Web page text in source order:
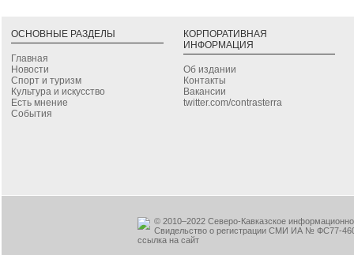
ОСНОВНЫЕ РАЗДЕЛЫ
Главная
Новости
Спорт и туризм
Культура и искусство
Есть мнение
События
КОРПОРАТИВНАЯ
ИНФОРМАЦИЯ
Об издании
Контакты
Вакансии
twitter.com/contrasterra
© 2010–2022 Северо-Кавказское
Свидельство о регистрации СМИ ИА № ФС77-
ссылка на сайт